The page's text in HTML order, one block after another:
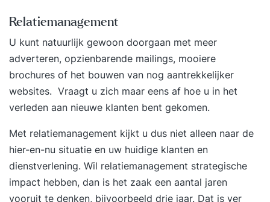
Relatiemanagement
U kunt natuurlijk gewoon doorgaan met meer
adverteren, opzienbarende mailings, mooiere
brochures of het bouwen van nog aantrekkelijker
websites. Vraagt u zich maar eens af hoe u in het
verleden aan nieuwe klanten bent gekomen.
Met relatiemanagement kijkt u dus niet alleen naar de
hier-en-nu situatie en uw huidige klanten en
dienstverlening. Wil relatiemanagement strategische
impact hebben, dan is het zaak een aantal jaren
vooruit te denken, bijvoorbeeld drie jaar. Dat is ver